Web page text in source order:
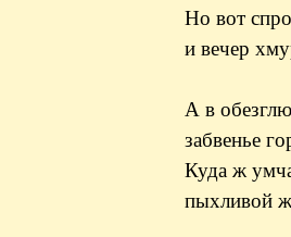
Но вот
и вечер
А в
забвенье
Куда ж
пыхливой